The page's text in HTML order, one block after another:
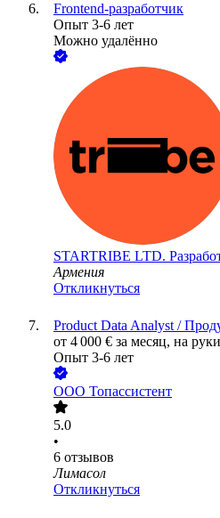
Frontend-разработчик
Опыт 3-6 лет
Можно удалённо
STARTRIBE LTD.
Армения
Откликнуться
Product Data Analyst /
от 4 000 € за месяц, на руки
Опыт 3-6 лет
ООО Топассистент
5.0
•
6 отзывов
Лимасол
Откликнуться